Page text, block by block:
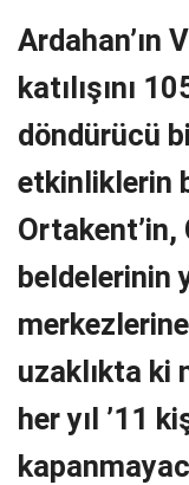
giriş
Ardahan’ın
katılışını
döndürücü
etkinliklerin
Ortakent’in,
beldelerinin
uzaklıkta ki
her yıl ’11